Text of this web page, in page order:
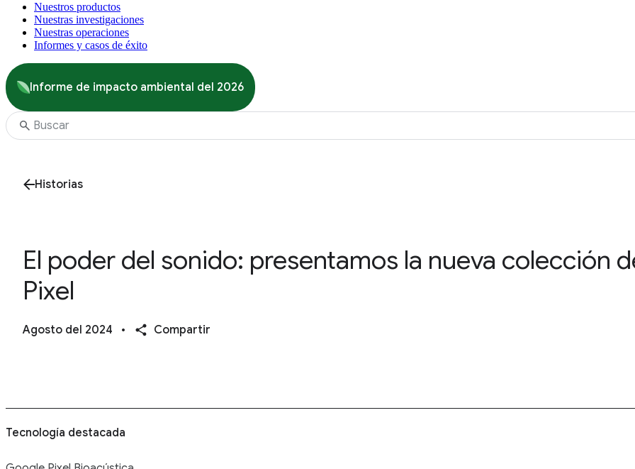
Nuestros productos
Nuestras investigaciones
Nuestras operaciones
Informes y casos de éxito
Informe de impacto ambiental del 2026
Historias
El poder del sonido: presentamos la nueva colección
Pixel
Agosto del 2024 • Compartir
Tecnología destacada